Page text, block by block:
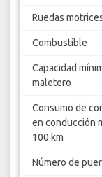
Ruedas
Combustible
Capacidad
maletero
Consumo de
en conducción
100 km
Número de